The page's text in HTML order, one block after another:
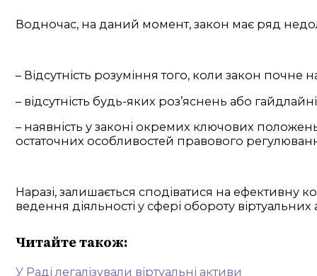
Водночас, на даний момент, закон має ряд
– Відсутність розуміння того, коли закон почне
– відсутність будь-яких роз’яснень або
– наявність у законі окремих ключових
остаточних особливостей правового
Наразі, залишається сподіватися на ефективну
ведення діяльності у сфері обороту
Читайте також:
У Раді легалізували віртуальні активи